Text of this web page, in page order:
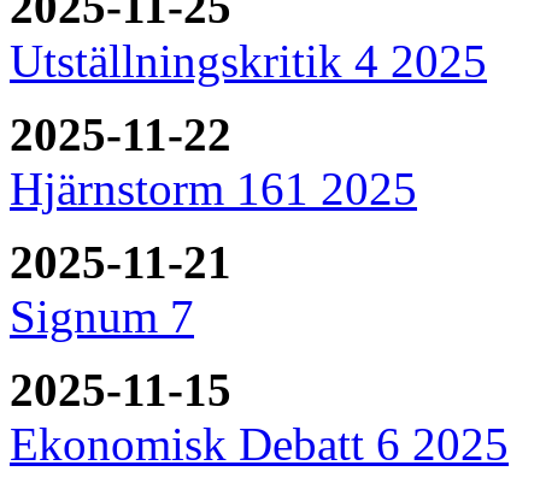
Utställningskritik 4 2025
2025-11-22
Hjärnstorm 161 2025
2025-11-21
Signum 7
2025-11-15
Ekonomisk Debatt 6 2025